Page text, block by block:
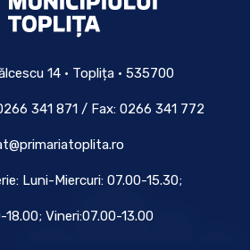
14 • Toplița • 535700
341 871 / Fax: 0266 341 772
Luni-Miercuri: 07.00-15.30;
18.00; Vineri:07.00-13.00